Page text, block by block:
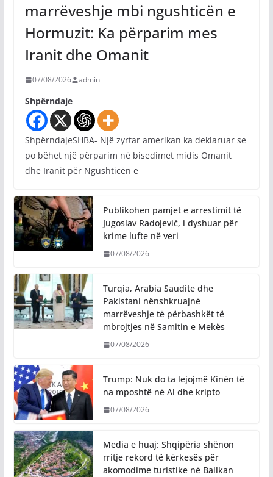
marrëveshje mbi ngushticën e
Hormuzit: Ka përparim mes
Iranit dhe Omanit
07/08/2026 admin
Shpërndaje
ShpërndajeSHBA- Një zyrtar amerikan ka deklaruar se
po bëhet një përparim në bisedimet midis Omanit
dhe Iranit për Ngushticën e
Publikohen pamjet e arrestimit të
Jugoslav Radojević, i dyshuar për
krime lufte në veri
07/08/2026
Turqia, Arabia Saudite dhe
Pakistani nënshkruajnë
marrëveshje të përbashkët të
mbrojtjes në Samitin e Mekës
07/08/2026
Trump: Nuk do ta lejojmë Kinën të
na mposhtë në Al dhe kripto
07/08/2026
Media e huaj: Shqipëria shënon
rritje rekord të kërkesës për
akomodime turistike në Ballkan